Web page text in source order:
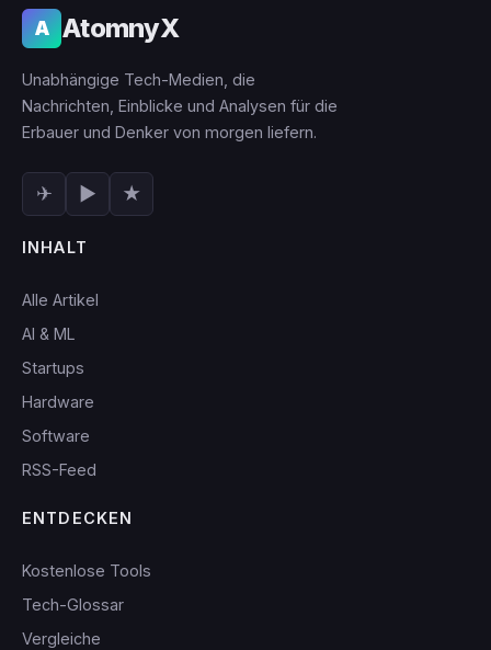
A AtomnyX
Unabhängige Tech-Medien, die
Nachrichten, Einblicke und Analysen für die
Erbauer und Denker von morgen liefern.
✈ ▶ ★
INHALT
Alle Artikel
AI & ML
Startups
Hardware
Software
RSS-Feed
ENTDECKEN
Kostenlose Tools
Tech-Glossar
Vergleiche